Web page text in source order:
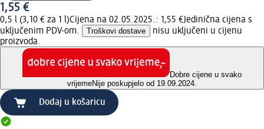
1,55 €
0,5 l (3,10 € za 1 l)Cijena na 02.05.2025.: 1,55 €Jedinična cijena s
uključenim PDV-om.
Troškovi dostave
nisu uključeni u cijenu
proizvoda.
Dobre cijene u svako
vrijemeNije poskupjelo od 19.09.2024.
Dodaj u košaricu